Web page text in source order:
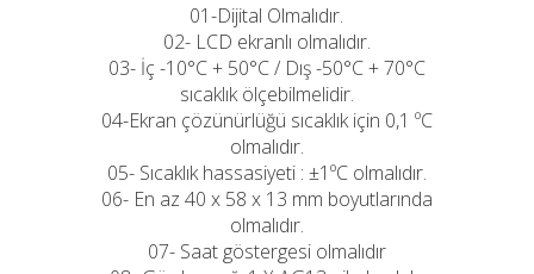
01-Dijital Olmalıdır.
02- LCD ekranlı olmalıdır.
03- İç -10°C + 50°C / Dış -50°C + 70°C
sıcaklık ölçebilmelidir.
04-Ekran çözünürlüğü sıcaklık için 0,1 ºC
olmalıdır.
05- Sıcaklık hassasiyeti : ±1ºC olmalıdır.
06- En az 40 x 58 x 13 mm boyutlarında
olmalıdır.
07- Saat göstergesi olmalıdır